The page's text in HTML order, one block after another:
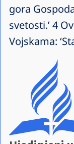
gora
svetosti.’ 4
Vojskama: